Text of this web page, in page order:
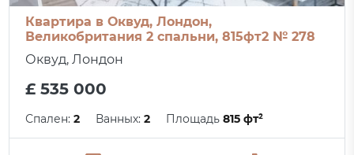
Квартира в Оквуд, Лондон,
Великобритания 2 спальни, 815фт2 № 278
Оквуд, Лондон
£ 535 000
Спален:2 Ванных:2 Площадь815 фт²